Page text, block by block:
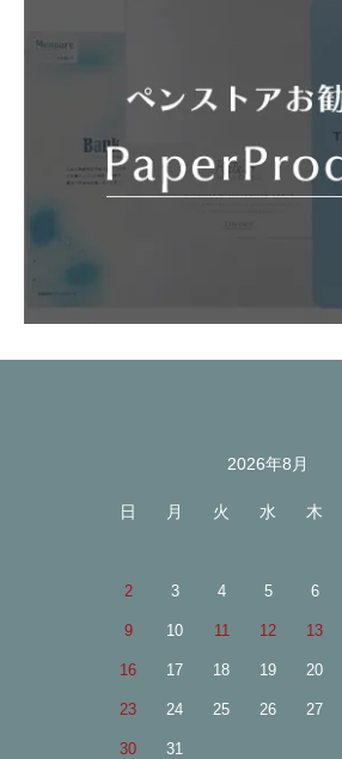
2026年8月
日 月 火 水 木
2 3 4 5 6
9 10 11 12 13
16 17 18 19 20
23 24 25 26 27
30 31